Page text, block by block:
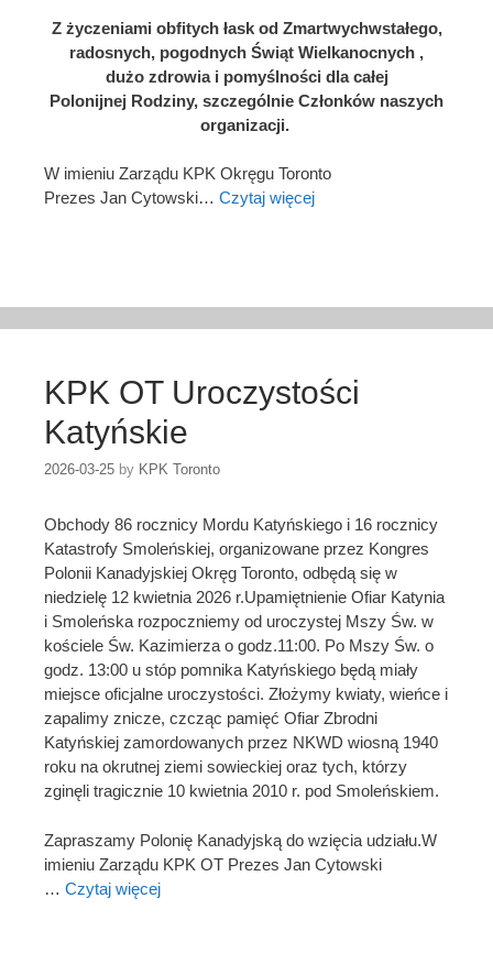
Z życzeniami obfitych łask od Zmartwychwstałego,
radosnych, pogodnych Świąt Wielkanocnych ,
dużo zdrowia i pomyślności dla całej
Polonijnej Rodziny, szczególnie Członków naszych
organizacji.
W imieniu Zarządu KPK Okręgu Toronto
Prezes Jan Cytowski… Czytaj więcej
KPK OT Uroczystości
Katyńskie
2026-03-25 by KPK Toronto
Obchody 86 rocznicy Mordu Katyńskiego i 16 rocznicy
Katastrofy Smoleńskiej, organizowane przez Kongres
Polonii Kanadyjskiej Okręg Toronto, odbędą się w
niedzielę 12 kwietnia 2026 r.Upamiętnienie Ofiar Katynia
i Smoleńska rozpoczniemy od uroczystej Mszy Św. w
kościele Św. Kazimierza o godz.11:00. Po Mszy Św. o
godz. 13:00 u stóp pomnika Katyńskiego będą miały
miejsce oficjalne uroczystości. Złożymy kwiaty, wieńce i
zapalimy znicze, czcząc pamięć Ofiar Zbrodni
Katyńskiej zamordowanych przez NKWD wiosną 1940
roku na okrutnej ziemi sowieckiej oraz tych, którzy
zginęli tragicznie 10 kwietnia 2010 r. pod Smoleńskiem.
Zapraszamy Polonię Kanadyjską do wzięcia udziału.W
imieniu Zarządu KPK OT Prezes Jan Cytowski
… Czytaj więcej